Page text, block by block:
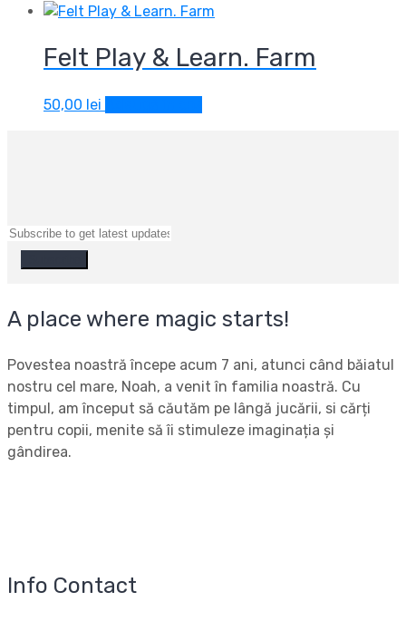
Felt Play & Learn. Farm
50,00 lei
A place where magic starts!
Povestea noastră începe acum 7 ani, atunci când băiatul
nostru cel mare, Noah, a venit în familia noastră. Cu
timpul, am început să căutăm pe lângă jucării, si cărți
pentru copii, menite să îi stimuleze imaginația și
gândirea.
Info Contact